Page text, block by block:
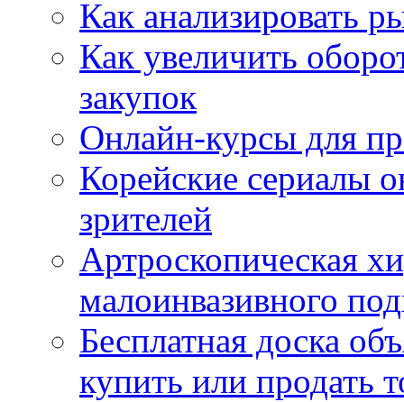
Как анализировать
Как увеличить
закупок
Онлайн-курсы для
Корейские сериалы
зрителей
Артроскопическая
малоинвазивного
Бесплатная доска
купить или продать